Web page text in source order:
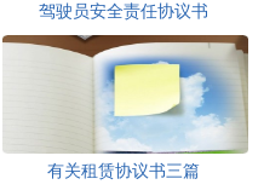
驾驶员安全责任协议书
有关租赁协议书三篇